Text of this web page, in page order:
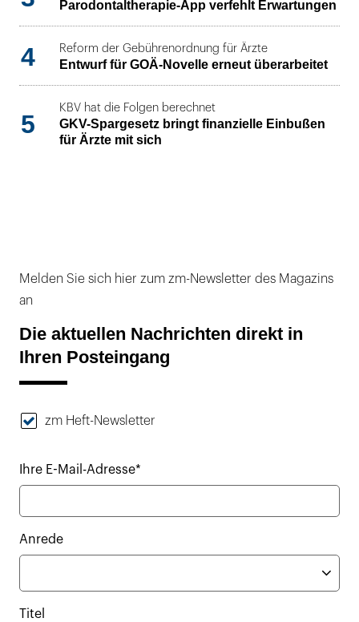
Parodontaltherapie-App verfehlt Erwartungen
4 Reform der Gebührenordnung für Ärzte
Entwurf für GOÄ-Novelle erneut überarbeitet
5
KBV hat die Folgen berechnet
GKV-Spargesetz bringt finanzielle Einbußen
für Ärzte mit sich
Melden Sie sich hier zum zm-Newsletter des Magazins
an
Die aktuellen Nachrichten direkt in
Ihren Posteingang
zm Heft-Newsletter
Ihre E-Mail-Adresse*
Anrede
Titel